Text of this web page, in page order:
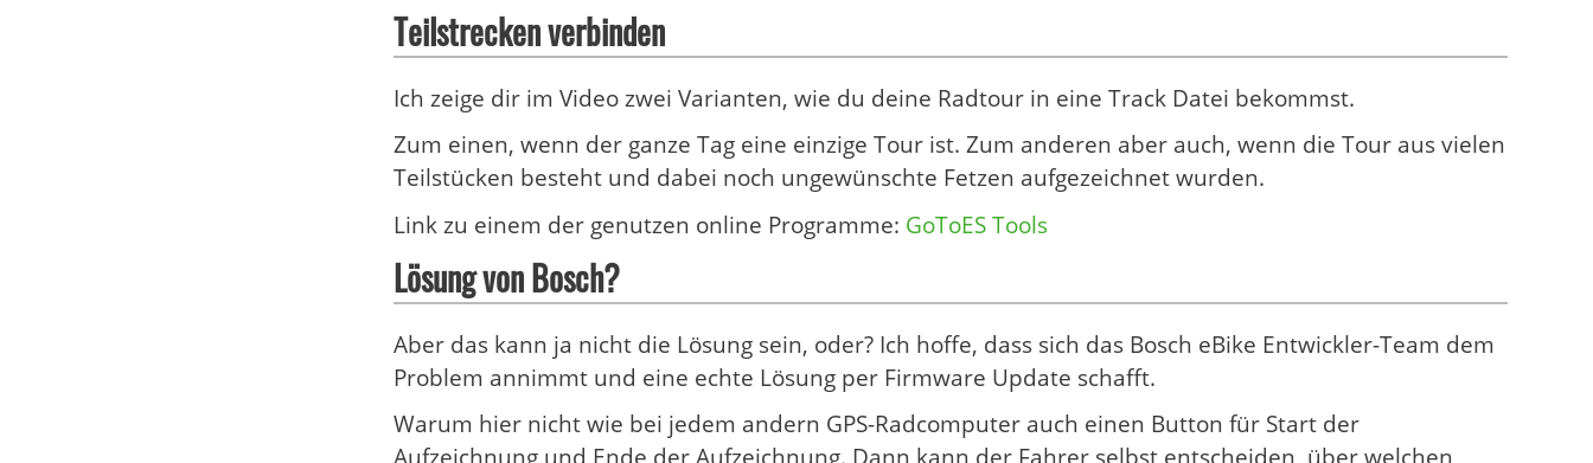
Teilstrecken verbinden
Ich zeige dir im Video zwei Varianten, wie du deine Radtour in eine Track Datei bekommst.
Zum einen, wenn der ganze Tag eine einzige Tour ist. Zum anderen aber auch, wenn die Tour aus vielen
Teilstücken besteht und dabei noch ungewünschte Fetzen aufgezeichnet wurden.
Link zu einem der genutzen online Programme: GoToES Tools
Lösung von Bosch?
Aber das kann ja nicht die Lösung sein, oder? Ich hoffe, dass sich das Bosch eBike Entwickler-Team dem
Problem annimmt und eine echte Lösung per Firmware Update schafft.
Warum hier nicht wie bei jedem andern GPS-Radcomputer auch einen Button für Start der